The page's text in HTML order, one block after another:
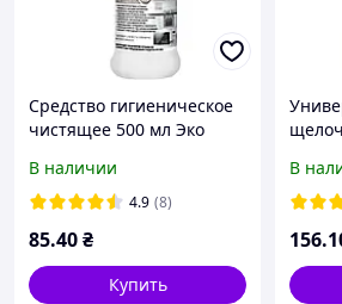
Средство гигиеническое
чистящее 500 мл Эко
В наличии
4.9 (8)
85.40₴
Купить
Dual
В
156